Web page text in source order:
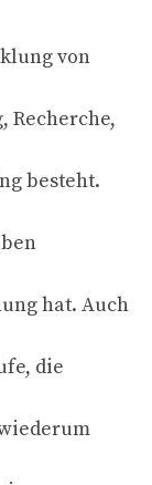
von
Recherche,
besteht.
hat. Auch
die